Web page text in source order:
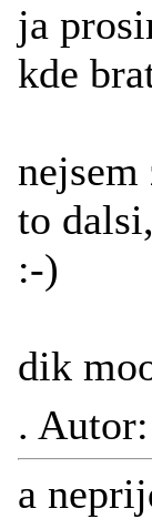
ja
kde
to
:-)
dik
.
a